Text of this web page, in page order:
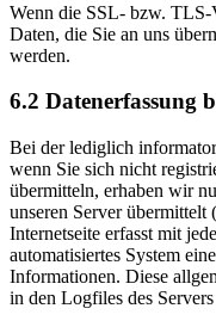
Wenn die SSL- bzw. TLS-
Daten, die Sie an uns
werden.
6.2 Datenerfassung
Bei der lediglich
wenn Sie sich nicht
übermitteln, erhaben wir
unseren Server
Internetseite erfasst mit
automatisiertes System
Informationen. Diese
in den Logfiles des